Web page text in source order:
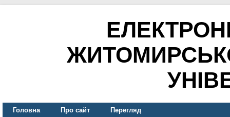
Головна Про сайт Перегляд